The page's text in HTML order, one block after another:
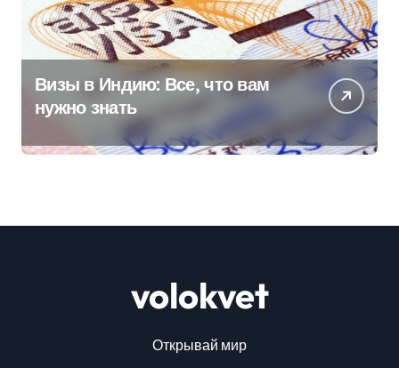
Визы в Индию: Все, что вам
нужно знать
volokvet
Открывай мир